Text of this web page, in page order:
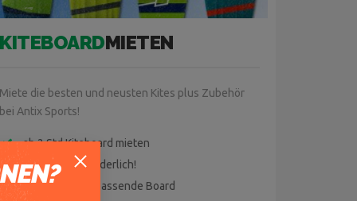
KITEBOARDMIETEN
Miete die besten und neusten Kites plus Zubehör
bei Antix Sports!
ab 2 Std Kiteboard mieten
Erfahrung erforderlich!
Garantiert das passende Board